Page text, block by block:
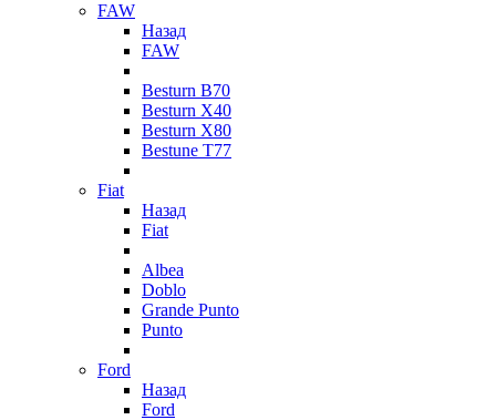
FAW
Назад
FAW
Besturn B70
Besturn X40
Besturn X80
Bestune T77
Fiat
Назад
Fiat
Albea
Doblo
Grande Punto
Punto
Ford
Назад
Ford